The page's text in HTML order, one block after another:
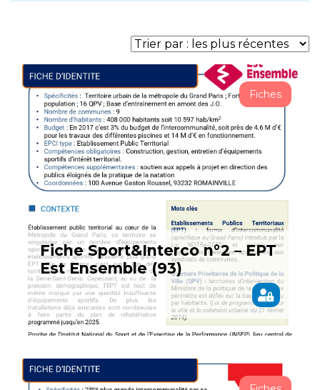
Fiches
Fiche Sport&Interco n°2 – EPT
Est Ensemble (93)